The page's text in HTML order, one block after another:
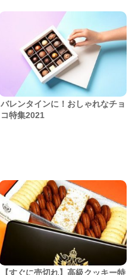
バレンタインに！おしゃれなチョ
コ特集2021
【すぐに売切れ】高級クッキー特